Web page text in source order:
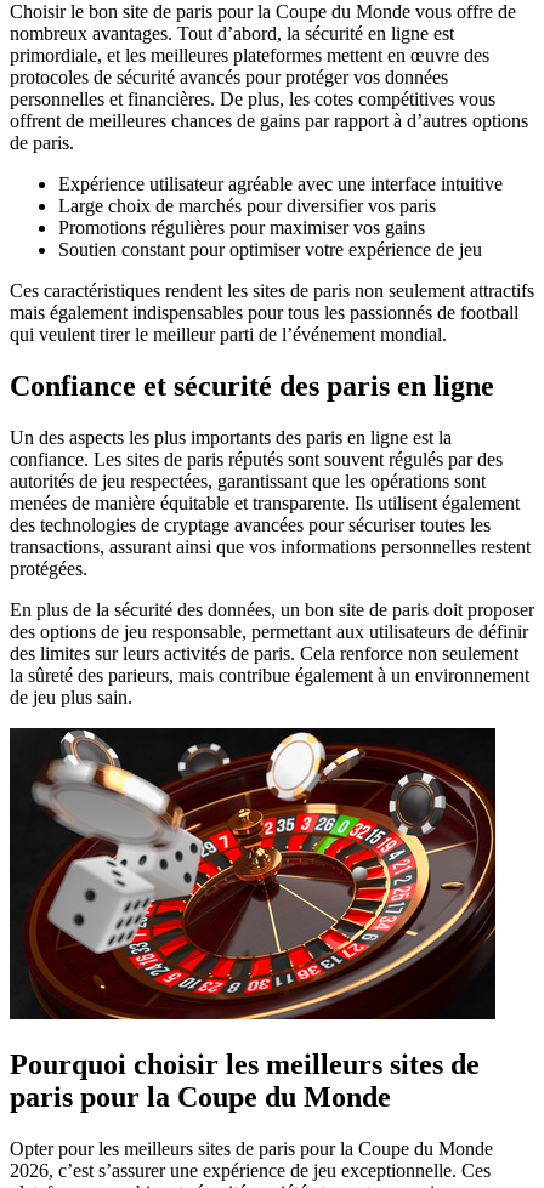
Choisir le bon site de paris pour la Coupe du Monde vous offre de
nombreux avantages. Tout d’abord, la sécurité en ligne est
primordiale, et les meilleures plateformes mettent en œuvre des
protocoles de sécurité avancés pour protéger vos données
personnelles et financières. De plus, les cotes compétitives vous
offrent de meilleures chances de gains par rapport à d’autres options
de paris.
Expérience utilisateur agréable avec une interface intuitive
Large choix de marchés pour diversifier vos paris
Promotions régulières pour maximiser vos gains
Soutien constant pour optimiser votre expérience de jeu
Ces caractéristiques rendent les sites de paris non seulement attractifs
mais également indispensables pour tous les passionnés de football
qui veulent tirer le meilleur parti de l’événement mondial.
Confiance et sécurité des paris en ligne
Un des aspects les plus importants des paris en ligne est la
confiance. Les sites de paris réputés sont souvent régulés par des
autorités de jeu respectées, garantissant que les opérations sont
menées de manière équitable et transparente. Ils utilisent également
des technologies de cryptage avancées pour sécuriser toutes les
transactions, assurant ainsi que vos informations personnelles restent
protégées.
En plus de la sécurité des données, un bon site de paris doit proposer
des options de jeu responsable, permettant aux utilisateurs de définir
des limites sur leurs activités de paris. Cela renforce non seulement
la sûreté des parieurs, mais contribue également à un environnement
de jeu plus sain.
Pourquoi choisir les meilleurs sites de
paris pour la Coupe du Monde
Opter pour les meilleurs sites de paris pour la Coupe du Monde
2026, c’est s’assurer une expérience de jeu exceptionnelle. Ces